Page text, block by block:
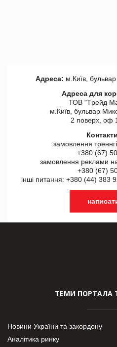
Адреса: м.Київ,
Адреса для
ТОВ "Tрейд
м.Київ, бульвар
2 поверх, оф
замовлення
+380 (67)
замовлення реклами
+380 (67)
інші питання: +380 (44) 383
ТЕМИ ПОРТАЛА
Новини України та закордону
Аналітика ринку